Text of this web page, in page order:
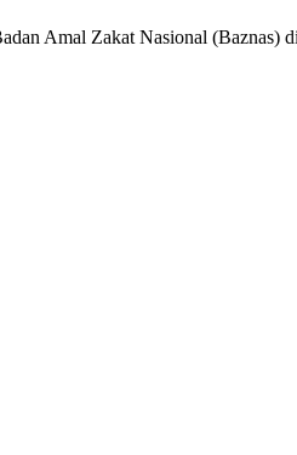
Amal Zakat Nasional (Baznas)